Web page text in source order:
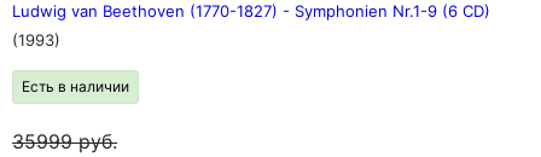
Ludwig van Beethoven (1770-1827) - Symphonien Nr.1-9 (6 CD)
(1993)
Есть в наличии
35999руб.